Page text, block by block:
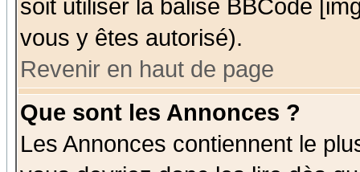
soit utiliser la balise BBCode
vous y êtes autorisé).
Revenir en haut de page
Que sont les Annonces ?
Les Annonces contiennent le